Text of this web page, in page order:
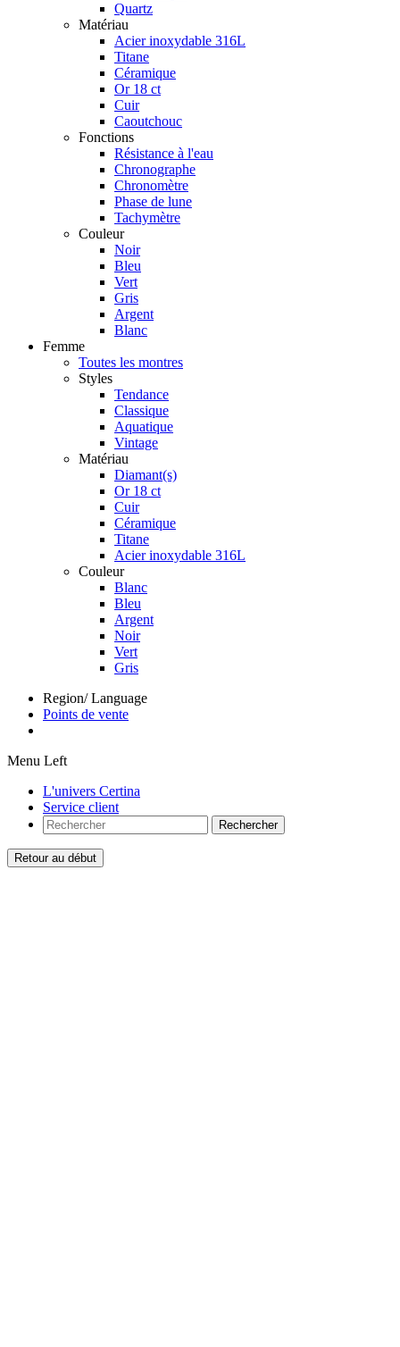
Quartz
Matériau
Acier inoxydable 316L
Titane
Céramique
Or 18 ct
Cuir
Caoutchouc
Fonctions
Résistance à l'eau
Chronographe
Chronomètre
Phase de lune
Tachymètre
Couleur
Noir
Bleu
Vert
Gris
Argent
Blanc
Femme
Toutes les montres
Styles
Tendance
Classique
Aquatique
Vintage
Matériau
Diamant(s)
Or 18 ct
Cuir
Céramique
Titane
Acier inoxydable 316L
Couleur
Blanc
Bleu
Argent
Noir
Vert
Gris
Region/ Language
Points de vente
Menu Left
L'univers Certina
Service client
Rechercher
Retour au début